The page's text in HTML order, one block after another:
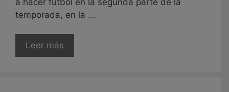
temporada, en la ...
Leer más